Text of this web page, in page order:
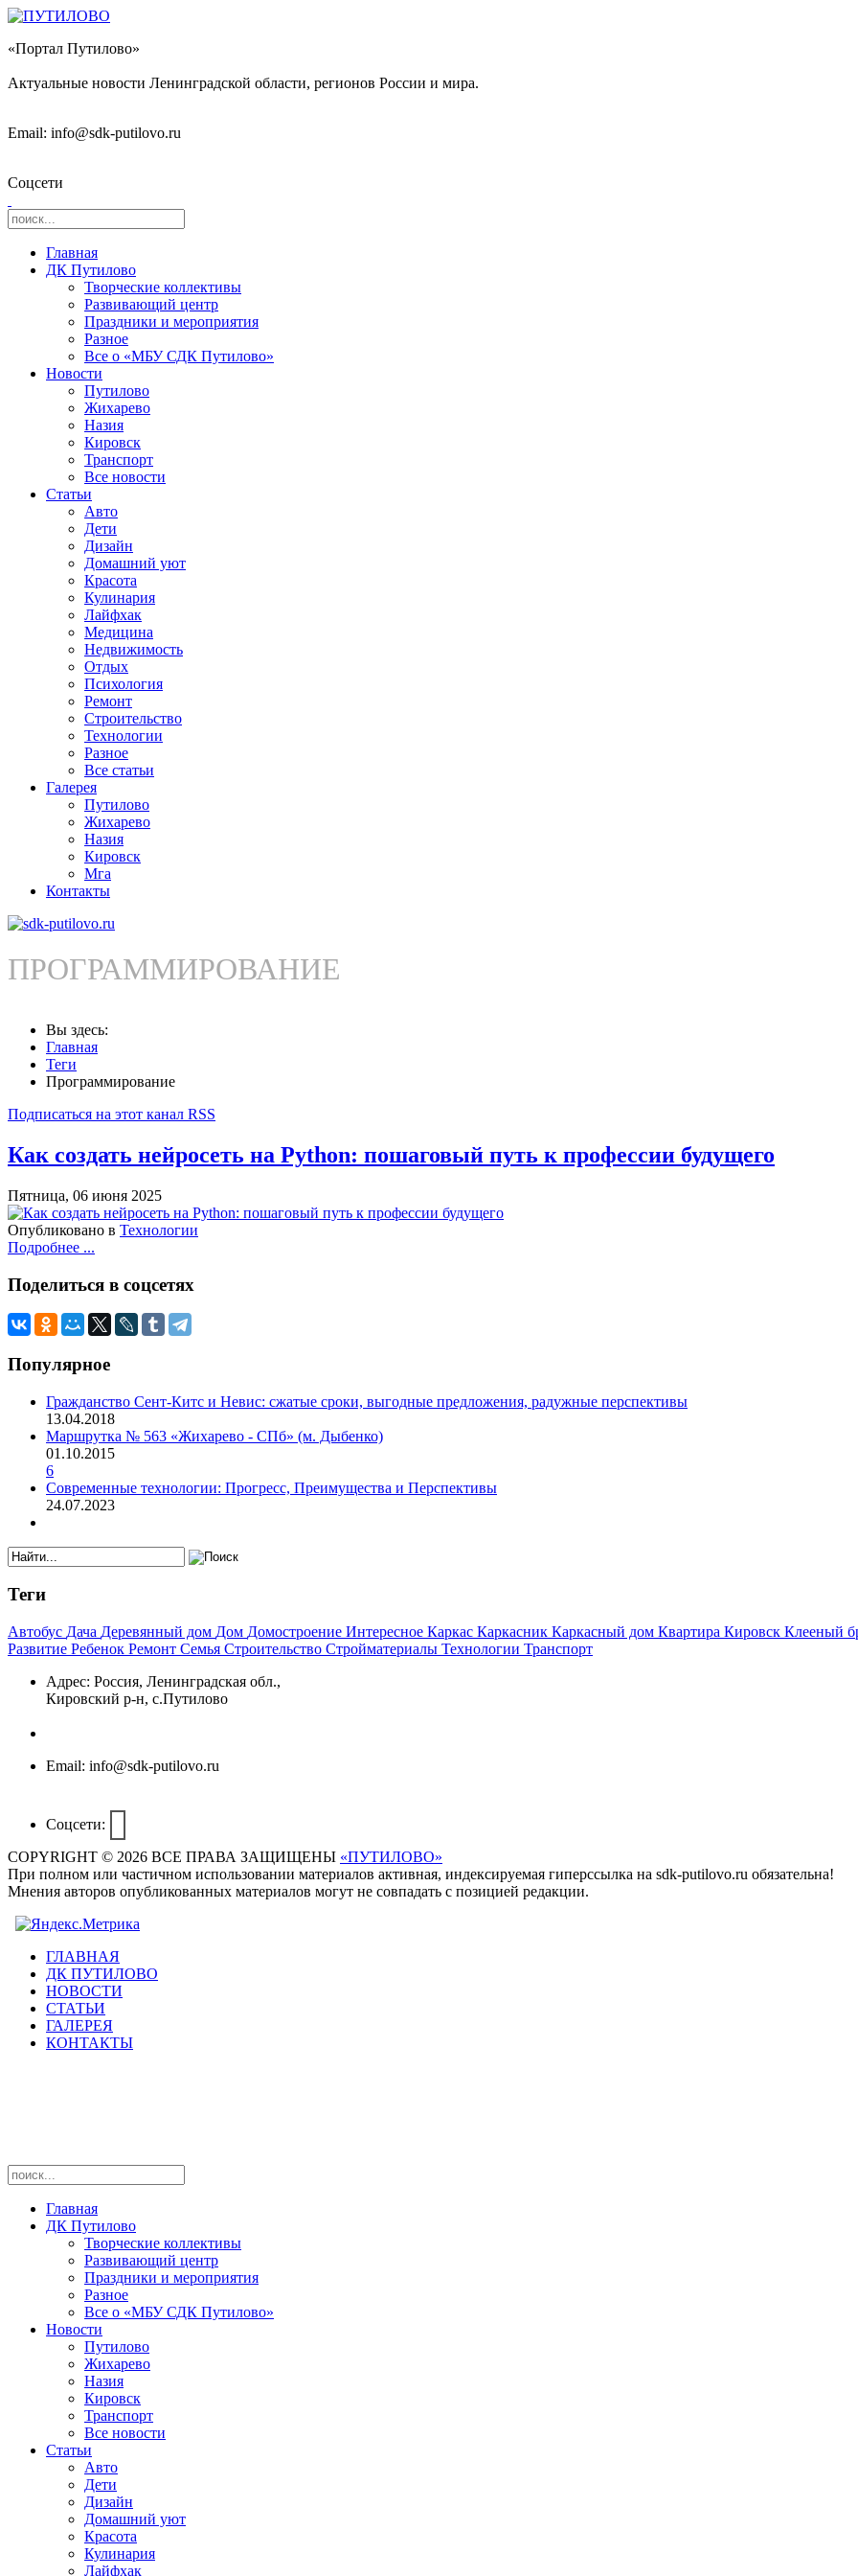
«Портал Путилово»
Актуальные новости Ленинградской области, регионов России и мира.
Email: info@sdk-putilovo.ru
Соцсети
Главная
ДК Путилово
Творческие коллективы
Развивающий центр
Праздники и мероприятия
Разное
Все о «МБУ СДК Путилово»
Новости
Путилово
Жихарево
Назия
Кировск
Транспорт
Все новости
Статьи
Авто
Дети
Дизайн
Домашний уют
Красота
Кулинария
Лайфхак
Медицина
Недвижимость
Отдых
Психология
Ремонт
Строительство
Технологии
Разное
Все статьи
Галерея
Путилово
Жихарево
Назия
Кировск
Мга
Контакты
ПРОГРАММИРОВАНИЕ
Вы здесь:
Главная
Теги
Программирование
Подписаться на этот канал RSS
Как создать нейросеть на Python: пошаговый путь к профессии будущего
Пятница, 06 июня 2025
Опубликовано в Технологии
Подробнее ...
Поделиться в соцсетях
Популярное
Гражданство Сент-Китс и Невис: сжатые сроки, выгодные предложения, радужные перспективы
13.04.2018
Маршрутка № 563 «Жихарево - СПб» (м. Дыбенко)
01.10.2015
6
Современные технологии: Прогресс, Преимущества и Перспективы
24.07.2023
Теги
Автобус Дача Деревянный дом Дом Домостроение Интересное Каркас Каркасник Каркасный дом Квартира Кировск Клееный
Развитие Ребенок Ремонт Семья Строительство Стройматериалы Технологии Транспорт
Адрес: Россия, Ленинградская обл.,
Кировский р-н, с.Путилово
Email: info@sdk-putilovo.ru
Соцсети:
COPYRIGHT © 2026 ВСЕ ПРАВА ЗАЩИЩЕНЫ «ПУТИЛОВО»
При полном или частичном использовании материалов активная, индексируемая гиперссылка на sdk-putilovo.ru обязательна!
Мнения авторов опубликованных материалов могут не совпадать с позицией редакции.
ГЛАВНАЯ
ДК ПУТИЛОВО
НОВОСТИ
СТАТЬИ
ГАЛЕРЕЯ
КОНТАКТЫ
Главная
ДК Путилово
Творческие коллективы
Развивающий центр
Праздники и мероприятия
Разное
Все о «МБУ СДК Путилово»
Новости
Путилово
Жихарево
Назия
Кировск
Транспорт
Все новости
Статьи
Авто
Дети
Дизайн
Домашний уют
Красота
Кулинария
Лайфхак